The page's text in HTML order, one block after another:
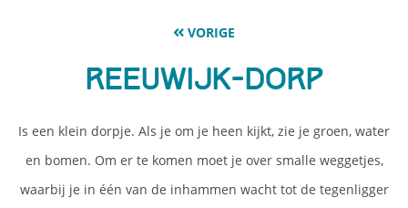
VORIGE
Reeuwijk-Dorp
Is een klein dorpje. Als je om je heen kijkt, zie je groen, water
en bomen. Om er te komen moet je over smalle weggetjes,
waarbij je in één van de inhammen wacht tot de tegenligger